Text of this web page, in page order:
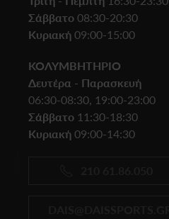
Σάββατο08:30-20:30
Κυριακή09:00-15:00
ΚΟΛΥΜΒΗΤΗΡΙΟ
Δευτέρα - Παρασκευή
06:30-08:30, 19:00-23:00
Σάββατο 11:30-18:30
Κυριακή09:00-14:30